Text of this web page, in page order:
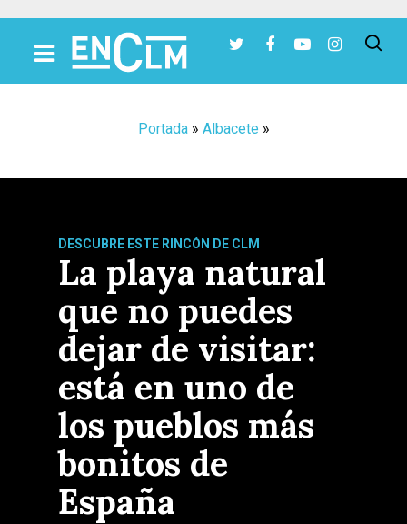
Portada» Albacete »
DESCUBRE ESTE RINCÓN DE CLM
La playa natural
que no puedes
dejar de visitar:
está en uno de
los pueblos más
bonitos de
España